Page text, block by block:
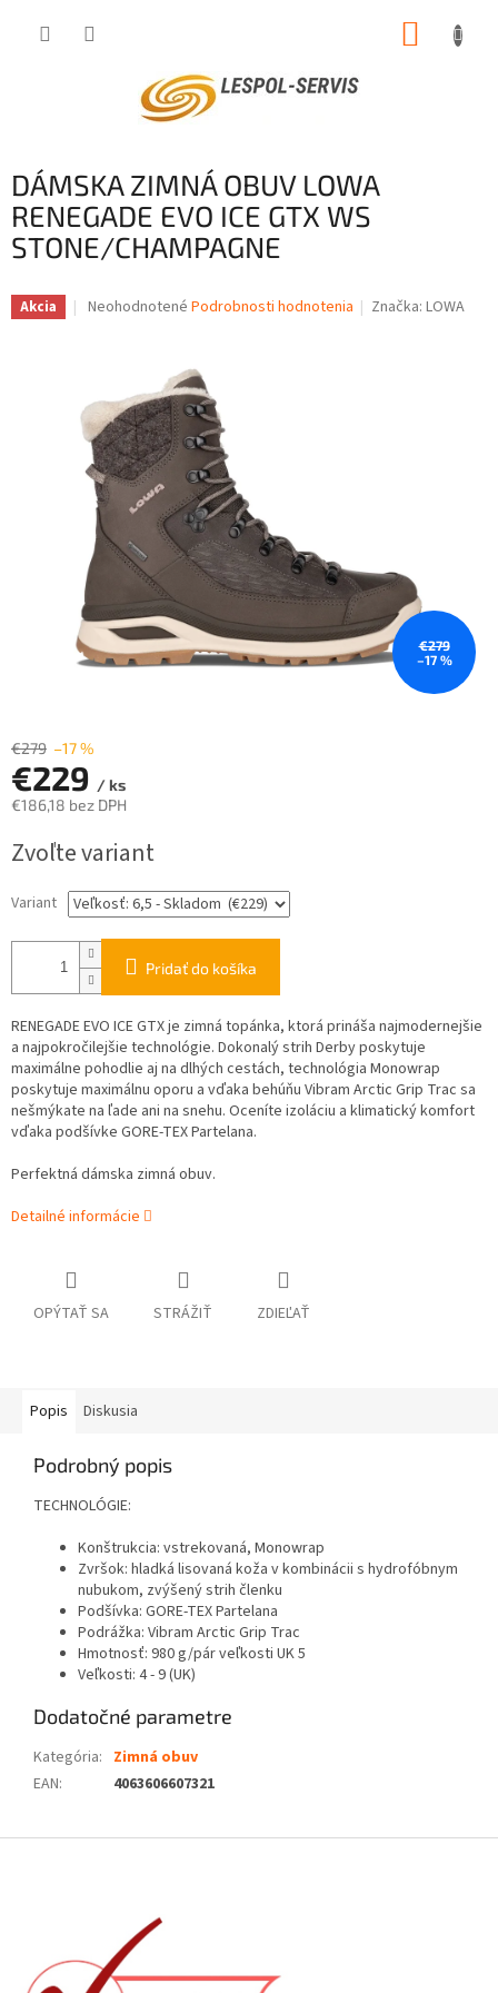
DÁMSKA ZIMNÁ OBUV LOWA
RENEGADE EVO ICE GTX WS
STONE/CHAMPAGNE
Akcia
Priemerné
z
5
hviezdičiek.
Neohodnotené Podrobnosti hodnotenia Značka:LOWA
€279
–17 %
€279 –17 %
€229 / ks
€186,18 bez DPH
cena:
Zvoľte variant
Variant
Pridať do košíka
RENEGADE EVO ICE GTX je zimná topánka, ktorá prináša najmodernejšie
a najpokročilejšie technológie. Dokonalý strih Derby poskytuje
maximálne pohodlie aj na dlhých cestách, technológia Monowrap
poskytuje maximálnu oporu a vďaka behúňu Vibram Arctic Grip Trac sa
nešmýkate na ľade ani na snehu. Oceníte izoláciu a klimatický komfort
vďaka podšívke GORE-TEX Partelana.
Perfektná dámska zimná obuv.
Detailné informácie
OPÝTAŤ SA STRÁŽIŤ ZDIEĽAŤ
Popis Diskusia
Podrobný popis
TECHNOLÓGIE:
Konštrukcia: vstrekovaná, Monowrap
Zvršok: hladká lisovaná koža v kombinácii s hydrofóbnym
nubukom, zvýšený strih členku
Podšívka: GORE-TEX Partelana
Podrážka: Vibram Arctic Grip Trac
Hmotnosť: 980 g/pár veľkosti UK 5
Veľkosti: 4 - 9 (UK)
Dodatočné parametre
Kategória: Zimná obuv
EAN: 4063606607321